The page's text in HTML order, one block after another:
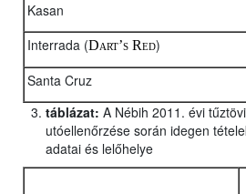
Kasan
Interrada (Dart’s Red)
Santa Cruz
táblázat: A Nébih 2011. évi
utóellenőrzése során idegen
adatai és lelőhelye